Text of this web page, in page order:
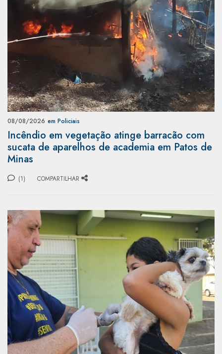
08/08/2026 em Policiais
Incêndio em vegetação atinge barracão com
sucata de aparelhos de academia em Patos de
Minas
(1) COMPARTILHAR